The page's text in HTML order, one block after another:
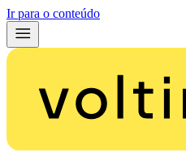
Ir para o conteúdo